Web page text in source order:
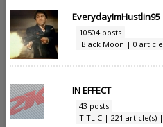
EverydayImHustlin95
10504 posts
iBlack Moon | 0
IN EFFECT
43 posts
TITLIC | 221 article(s)